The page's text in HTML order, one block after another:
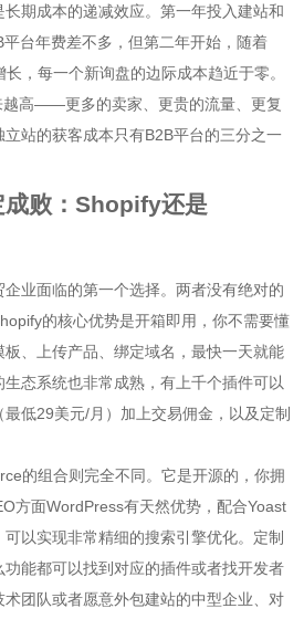
期成本的递减效应。第一年投入建站和
台年费差不多，但第二年开始，随着
，每一个新询盘的边际成本趋近于零。
越高——更多的卖家、更贵的流量、更复
站的获客成本只有B2B平台的三分之一
成败：Shopify还是
业面临的第一个选择。两者没有绝对的
的核心优势是开箱即用，你不需要懂
、上传产品、绑定域名，最快一天就能
生态系统也非常成熟，有上千个插件可以
低29美元/月）加上交易佣金，以及定制
的组合则完全不同。它是开源的，你拥
方面WordPress有天然优势，配合Yoast
以实现非常精细的搜索引擎优化。定制
能都可以找到对应的插件或者找开发者
团队或者愿意外包建站的中型企业、对